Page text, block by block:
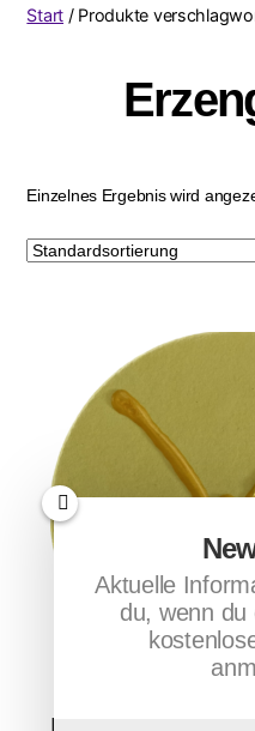
Start / Produkte
Einzelnes Ergebnis wird
Aktuelle
du, wenn du